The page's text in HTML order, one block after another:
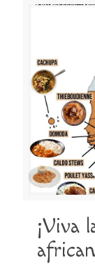
¡Viva